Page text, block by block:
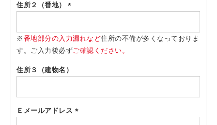
住所２（番地）
須)
※番地部分の入力漏れなど住所の不備が多くなっておりま
す。ご入力後必ずご確認ください。
住所３（建物名）
Ｅメールアドレス